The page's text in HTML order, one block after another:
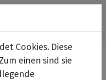
Cookies. Diese
einen sind sie